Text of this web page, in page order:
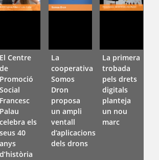
El Centre
de
Promoció
Social
Francesc
Palau
celebra els
seus 40
anys
d’història
La
cooperativa
Somos
Dron
proposa
un ampli
ventall
d’aplicacions
dels drons
La primera
trobada
pels drets
digitals
planteja
un nou
marc